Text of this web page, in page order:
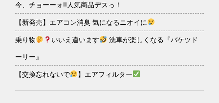
今、チョーーォ!!人気商品デスっ！
【新発売】エアコン消臭 気になるニオイに
乗り物 いいえ違います 洗車が楽しくなる『バケツド
ーリー』
【交換忘れないで 】エアフィルター